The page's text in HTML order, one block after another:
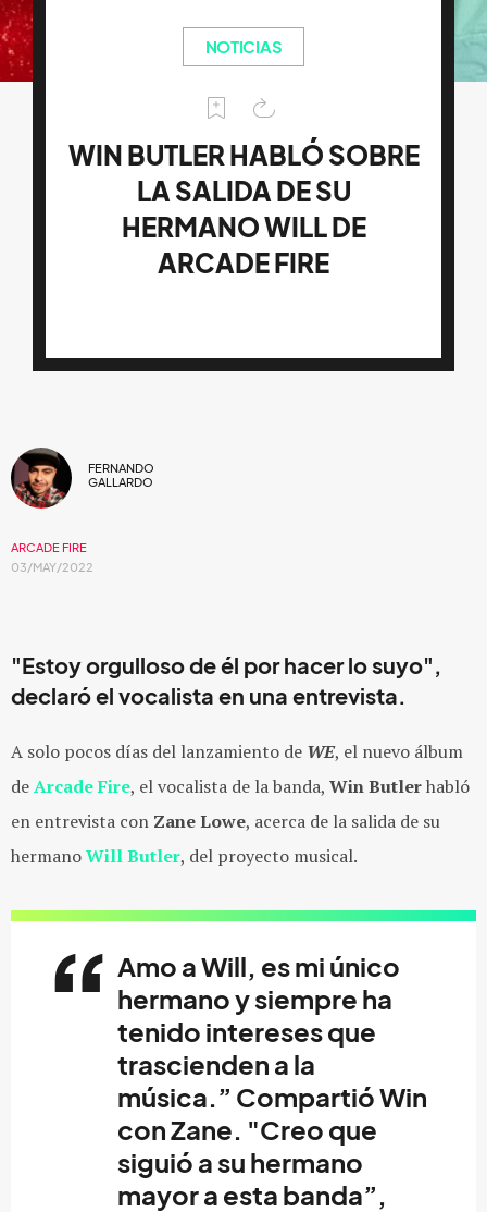
NOTICIAS
WIN BUTLER HABLÓ SOBRE
LA SALIDA DE SU
HERMANO WILL DE
ARCADE FIRE
FERNANDO
GALLARDO
ARCADE FIRE
03/MAY/2022
"Estoy orgulloso de él por hacer lo suyo",
declaró el vocalista en una entrevista.
A solo pocos días del lanzamiento de WE, el nuevo álbum
deArcade Fire, el vocalista de la banda, Win Butlerhabló
en entrevista con Zane Lowe, acerca de la salida de su
hermanoWill Butler, del proyecto musical.
Amo a Will, es mi único
hermano y siempre ha
tenido intereses que
trascienden a la
música.” CompartióWin
conZane. "Creo que
siguió a su hermano
mayor a esta banda”,